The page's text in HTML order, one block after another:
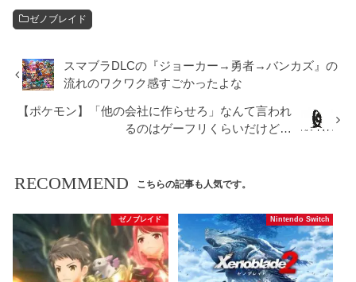
ゼノブレイド
スマブラDLCの『ジョーカー→勇者→バンカズ』の
流れのワクワク感すごかったよな
【ポケモン】「他の会社に作らせろ」なんて言われ
るのはゲーフリくらいだけど…
RECOMMEND こちらの記事も人気です。
ゼノブレイド Nintendo Switch